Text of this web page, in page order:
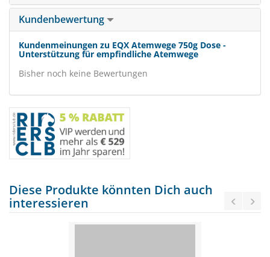
Kundenbewertung
Kundenmeinungen zu EQX Atemwege 750g Dose -
Unterstützung für empfindliche Atemwege
Bisher noch keine Bewertungen
Diese Produkte könnten Dich auch
interessieren